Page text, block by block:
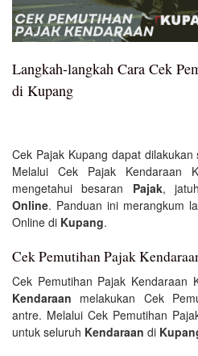
Langkah-langkah Cara Cek
di Kupang
Cek Pajak Kupang dapat
Melalui Cek Pajak Kendaraan
mengetahui besaran Pajak,
Online. Panduan ini merangkum
Online di Kupang.
Cek Pemutihan Pajak
Cek Pemutihan Pajak Kendaraan
Kendaraan melakukan Cek
antre. Melalui Cek Pemutihan
untuk seluruh Kendaraan di